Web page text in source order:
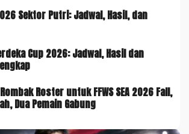
Sektor Putri: Jadwal, Hasil, dan
Cup 2026: Jadwal, Hasil dan
Rombak Roster untuk FFWS SEA 2026 Fall,
Dua Pemain Gabung